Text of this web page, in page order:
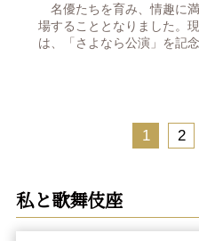
名優たちを育み、情趣に
場することとなりました。
は、「さよなら公演」を記
1 2
私と歌舞伎座